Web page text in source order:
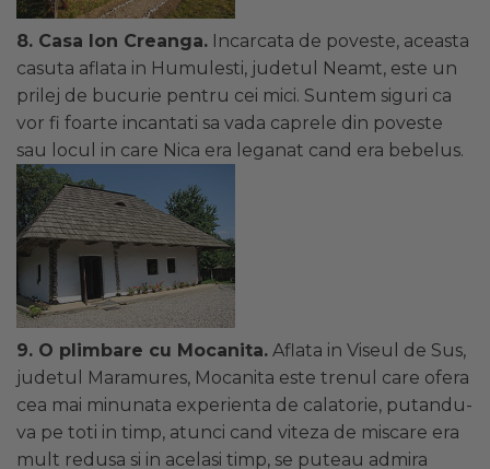
8. Casa Ion Creanga. Incarcata de poveste, aceasta
casuta aflata in Humulesti, judetul Neamt, este un
prilej de bucurie pentru cei mici. Suntem siguri ca
vor fi foarte incantati sa vada caprele din poveste
sau locul in care Nica era leganat cand era bebelus.
9. O plimbare cu Mocanita. Aflata in Viseul de Sus,
judetul Maramures, Mocanita este trenul care ofera
cea mai minunata experienta de calatorie, putandu-
va pe toti in timp, atunci cand viteza de miscare era
mult redusa si in acelasi timp, se puteau admira